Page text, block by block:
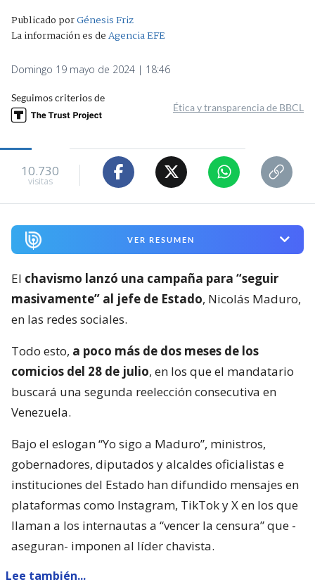
Publicado porGénesis Friz
La información es deAgencia EFE
Domingo 19 mayo de 2024 | 18:46
Seguimos criterios de
Ética y transparencia de BBCL
10.730
visitas
VER RESUMEN
El chavismo lanzó una campaña para “seguir
masivamente” al jefe de Estado, Nicolás Maduro,
en las redes sociales.
Todo esto, a poco más de dos meses de los
comicios del 28 de julio, en los que el mandatario
buscará una segunda reelección consecutiva en
Venezuela.
Bajo el eslogan “Yo sigo a Maduro”, ministros,
gobernadores, diputados y alcaldes oficialistas e
instituciones del Estado han difundido mensajes en
plataformas como Instagram, TikTok y X en los que
llaman a los internautas a “vencer la censura” que -
aseguran- imponen al líder chavista.
Lee también...